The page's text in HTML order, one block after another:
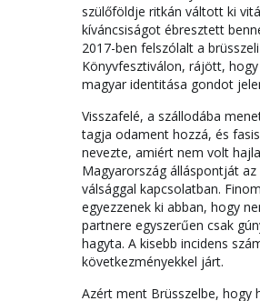
szülőföldje ritkán váltott ki
kíváncsiságot ébresztett
2017-ben felszólalt a
Könyvfesztiválon, rájött,
magyar identitása gondot
Visszafelé, a szállodába
tagja odament hozzá, és
nevezte, amiért nem volt
Magyarország álláspontját
válsággal kapcsolatban.
egyezzenek ki abban, hogy
partnere egyszerűen csak
hagyta. A kisebb incidens
következményekkel járt.
Azért ment Brüsszelbe, hogy